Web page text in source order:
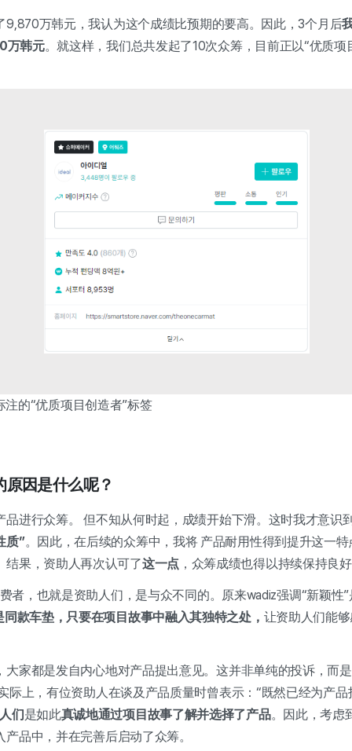
9,870万韩元，我认为这个成绩比预期的要高。因此，3个月后
万韩元。就这样，我们总共发起了10次众筹，目前正以“优质项
注的“优质项目创造者”标签
因是什么呢？
品进行众筹。 但不知从何时起，成绩开始下滑。这时我才意识
质”。 因此，在后续的众筹中， 我将 产品耐用性得到提升这一特
结果，资助人再次认可了这一点 ，众筹成绩也得以持续保持良
者，也就是资助人们，是与众不同的。原来wadiz强调“新颖性
同款车垫，只要在项目故事中融入其独特之处， 让资助人们能
大家都是发自内心地对产品提出意见。这并非单纯的投诉，而
际上，有位资助人在谈及产品质量时曾表示：“既然已经为产
们是如此真诚地通过项目故事了解并选择了产品。因此，考虑
品中，并在完善后启动了众筹。